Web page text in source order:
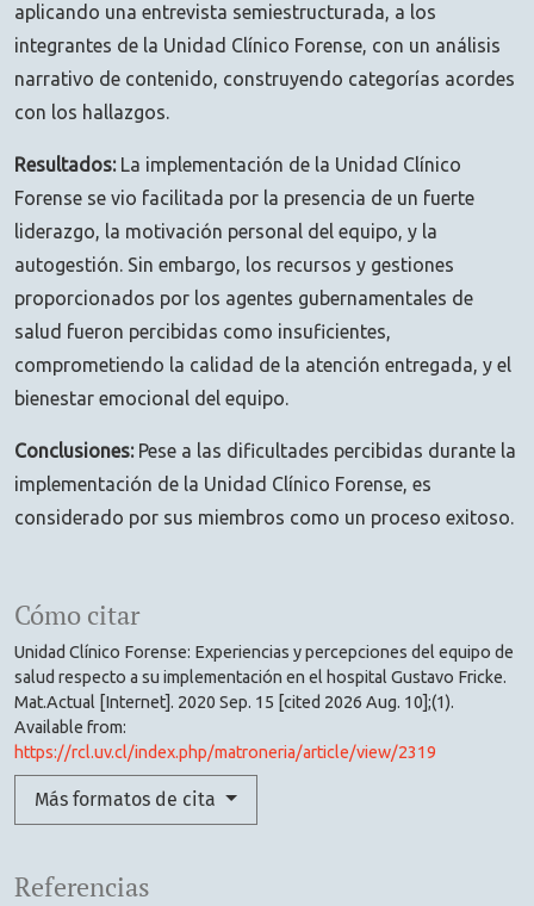
Cómo citar
Unidad Clínico Forense: Experiencias y percepciones del equipo de
salud respecto a su implementación en el hospital Gustavo Fricke.
Mat.Actual [Internet]. 2020 Sep. 15 [cited 2026 Aug. 10];(1).
Available from:
https://rcl.uv.cl/index.php/matroneria/article/view/2319
Más formatos de cita
aplicando una entrevista semiestructurada, a los
integrantes de la Unidad Clínico Forense, con un análisis
narrativo de contenido, construyendo categorías acordes
con los hallazgos.
Resultados:La implementación de la Unidad Clínico
Forense se vio facilitada por la presencia de un fuerte
liderazgo, la motivación personal del equipo, y la
autogestión. Sin embargo, los recursos y gestiones
proporcionados por los agentes gubernamentales de
salud fueron percibidas como insuficientes,
comprometiendo la calidad de la atención entregada, y el
bienestar emocional del equipo.
Conclusiones:Pese a las dificultades percibidas durante la
implementación de la Unidad Clínico Forense, es
considerado por sus miembros como un proceso exitoso.
Referencias